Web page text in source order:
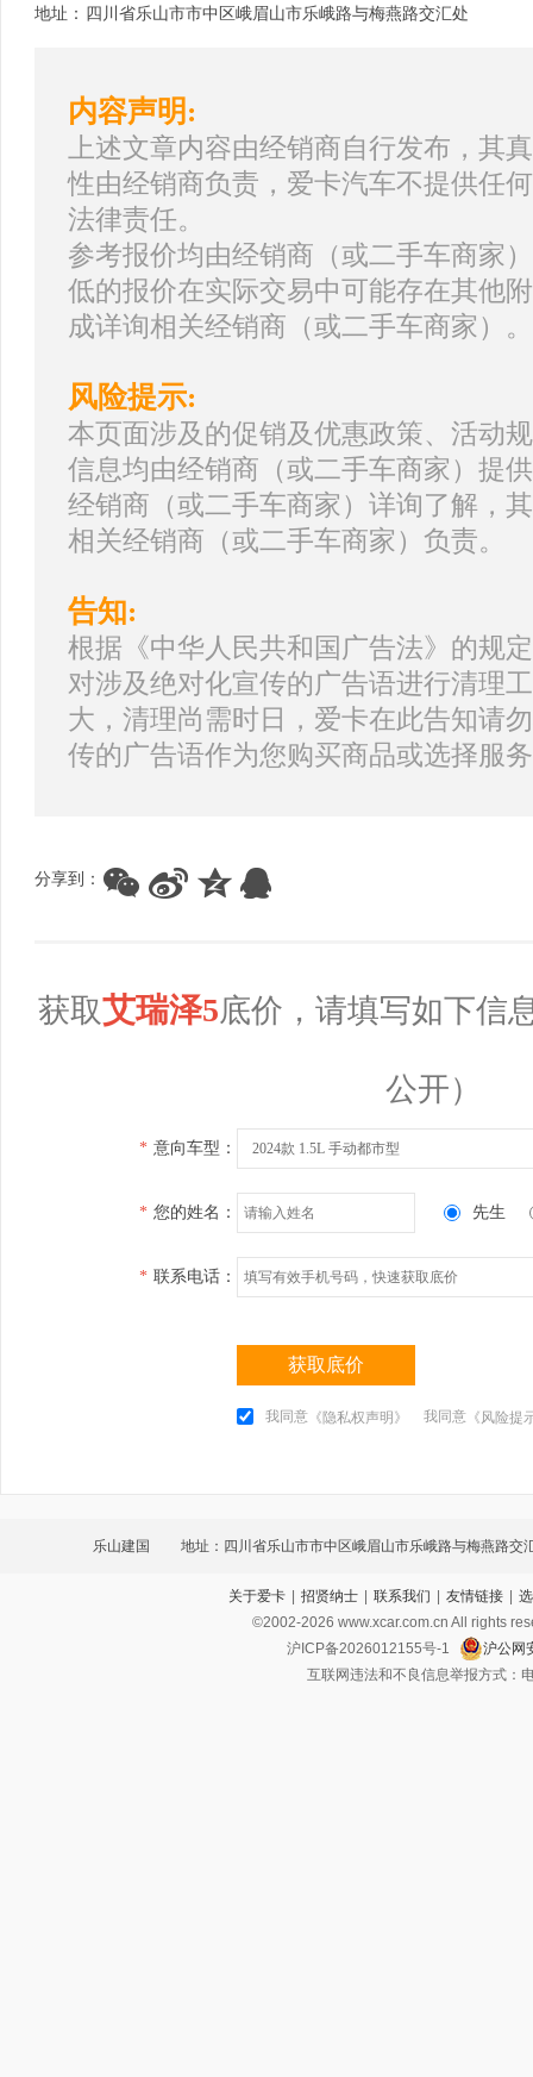
地址： 四川省乐山市市中区峨眉山市乐峨路与梅燕路交汇处
内容声明:
上述文章内容由经销商自行发布，其
性由经销商负责，爱卡汽车不提供任
法律责任。
参考报价均由经销商（或二手车商家
低的报价在实际交易中可能存在其他
成详询相关经销商（或二手车商家）。
风险提示:
本页面涉及的促销及优惠政策、活动
信息均由经销商（或二手车商家）提
经销商（或二手车商家）详询了解，
相关经销商（或二手车商家）负责。
告知:
根据《中华人民共和国广告法》的规
对涉及绝对化宣传的广告语进行清理
大，清理尚需时日，爱卡在此告知请
传的广告语作为您购买商品或选择服
分享到：
获取艾瑞泽5底价，请填写如下信
公开）
* 意向车型： 2024款 1.5L 手动都市型
* 您的姓名： 先生
* 联系电话：
获取底价
我同意 《隐私权声明》 我同意 《风险提
乐山建国 地址：四川省乐山市市中区峨眉山市乐峨路与梅燕路交
关于爱卡 | 招贤纳士 | 联系我们 | 友情链接 |
©2002-2026 www.xcar.com.cn All rights
沪ICP备2026012155号-1
沪公网
互联网违法和不良信息举报方式：